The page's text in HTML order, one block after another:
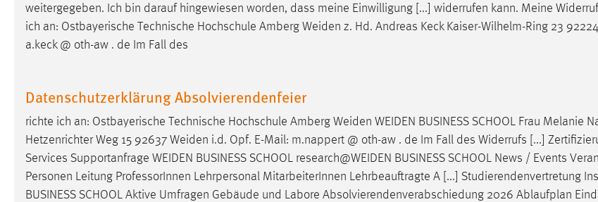
weitergegeben. Ich bin darauf hingewiesen worden, dass meine Einwilligung [...] widerrufen kann. Meine
ich an: Ostbayerische Technische Hochschule Amberg Weiden z. Hd. Andreas Keck Kaiser-Wilhelm-Ring 23
a.keck @ oth-aw . de Im Fall des
Datenschutzerklärung Absolvierendenfeier
richte ich an: Ostbayerische Technische Hochschule Amberg Weiden WEIDEN BUSINESS SCHOOL Frau Melanie
Hetzenrichter Weg 15 92637 Weiden i.d. Opf. E-Mail: m.nappert @ oth-aw . de Im Fall des Widerrufs [...]
Services Supportanfrage WEIDEN BUSINESS SCHOOL research@WEIDEN BUSINESS SCHOOL News / Events
Personen Leitung ProfessorInnen Lehrpersonal MitarbeiterInnen Lehrbeauftragte A [...] Studierendenvertretung
BUSINESS SCHOOL Aktive Umfragen Gebäude und Labore Absolvierendenverabschiedung 2026 Ablaufplan
Matomo
MARKETING
Marketing Cookies werden von Drittanbietern